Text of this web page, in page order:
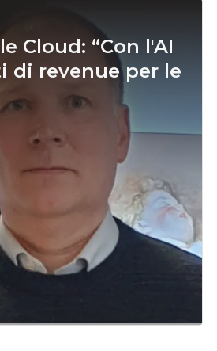
Cloud: “Con l'AI
di revenue per le